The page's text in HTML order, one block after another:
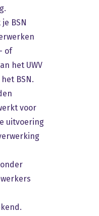
BSN
of
het UWV
BSN.
voor
uitvoering